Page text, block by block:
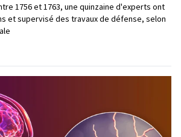
1756 et 1763, une quinzaine d'experts ont
et supervisé des travaux de défense, selon